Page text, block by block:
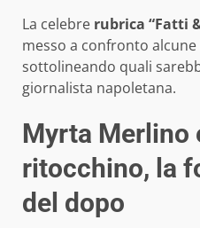
La celebre rubrica “Fatti
messo a confronto
sottolineando quali
giornalista napoletana.
Myrta Merlino
ritocchino, la
del dopo